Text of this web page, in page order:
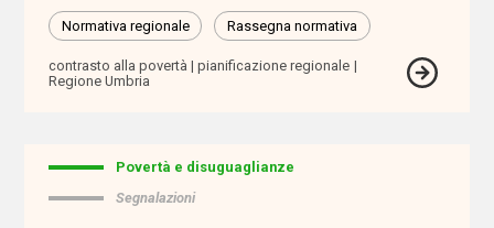
sociali
(344)
Terzo
Normativa regionale Rassegna normativa
contrasto alla povertà
pianificazione regionale
Regione Umbria
Povertà e disuguaglianze
Segnalazioni